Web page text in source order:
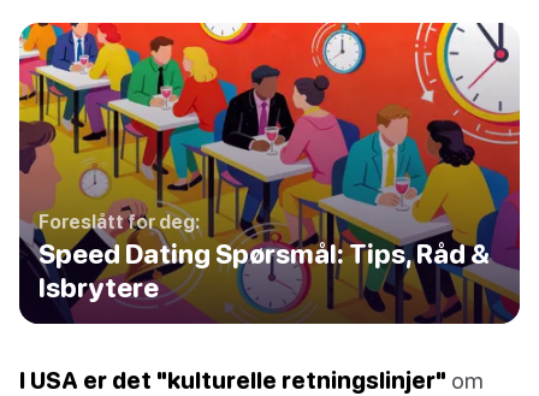
Foreslått for deg:
Speed Dating Spørsmål: Tips, Råd &
Isbrytere
I USA er det "kulturelle retningslinjer" om